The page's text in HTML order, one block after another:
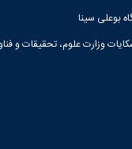
بوعلی سینا
وزارت علوم، تحقیقات و